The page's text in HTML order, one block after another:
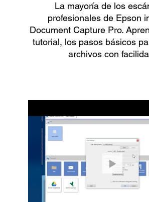
La mayoría de los
profesionales de Epson
Document Capture Pro.
tutorial, los pasos básicos
archivos con